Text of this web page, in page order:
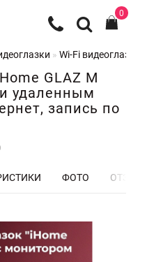
0
Wi-Fi
GLAZ М
удаленным
запись по
ФОТО